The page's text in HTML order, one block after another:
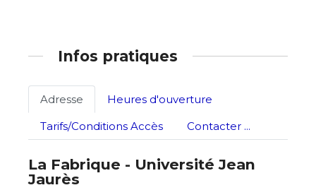
J'accepte les
* Champ obligatoire
Nom
Prénom
Statut / Organisation
Infos pratiques
Adresse
Heures d'ouverture
Tarifs/Conditions Accès
Contacter ...
La Fabrique - Université Jean
Jaurès